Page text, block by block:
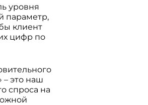
уровня
параметр,
клиент
цифр по
это наш
спроса на